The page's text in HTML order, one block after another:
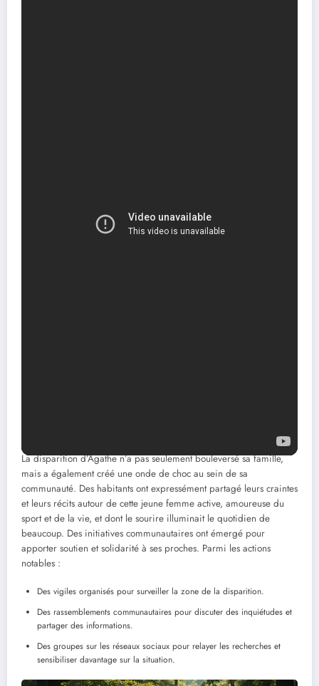
La disparition d’Agathe n’a pas seulement bouleversé sa famille,
mais a également créé une onde de choc au sein de sa
communauté. Des habitants ont expressément partagé leurs craintes
et leurs récits autour de cette jeune femme active, amoureuse du
sport et de la vie, et dont le sourire illuminait le quotidien de
beaucoup. Des initiatives communautaires ont émergé pour
apporter soutien et solidarité à ses proches. Parmi les actions
notables :
Des vigiles organisés pour surveiller la zone de la disparition.
Des rassemblements communautaires pour discuter des inquiétudes et
partager des informations.
Des groupes sur les réseaux sociaux pour relayer les recherches et
sensibiliser davantage sur la situation.